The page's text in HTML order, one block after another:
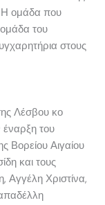
Η ομάδα που
του
στους
Λέσβου κο
του
Βορείου Αιγαίου
και τους
Αγγέλη Χριστίνα,